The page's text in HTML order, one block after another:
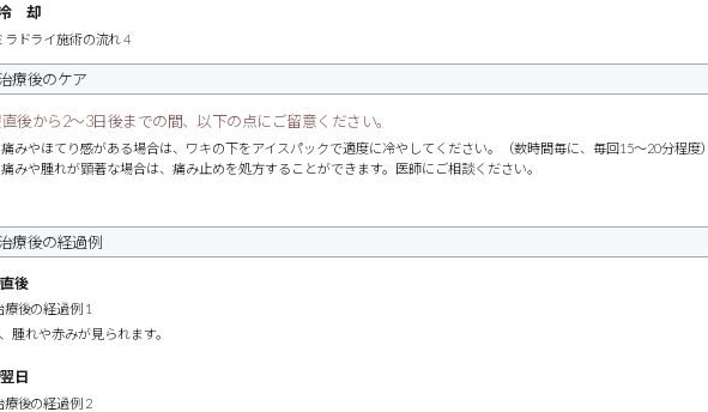
却
療後のケア
後から2～3日後までの間、以下の点にご留意ください。
痛みやほてり感がある場合は、ワキの下をアイスパックで適度に冷やしてください。（数時間毎に、毎回15～20分程度）
痛みや腫れが顕著な場合は、痛み止めを処方することができます。医師にご相談ください。
療後の経過例
後
腫れや赤みが見られます。
日